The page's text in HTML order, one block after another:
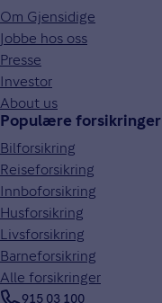
Om Gjensidige
Jobbe hos oss
Presse
Investor
About us
Populære forsikringer
Bilforsikring
Reiseforsikring
Innboforsikring
Husforsikring
Livsforsikring
Barneforsikring
Alle forsikringer
915 03 100